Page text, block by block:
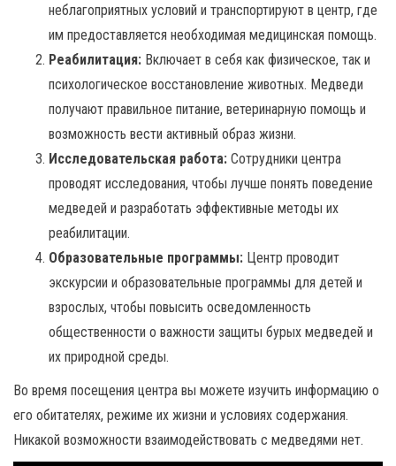
неблагоприятных условий и транспортируют в центр, где
им предоставляется необходимая медицинская помощь.
Реабилитация: Включает в себя как физическое, так и
психологическое восстановление животных. Медведи
получают правильное питание, ветеринарную помощь и
возможность вести активный образ жизни.
Исследовательская работа: Сотрудники центра
проводят исследования, чтобы лучше понять поведение
медведей и разработать эффективные методы их
реабилитации.
Образовательные программы: Центр проводит
экскурсии и образовательные программы для детей и
взрослых, чтобы повысить осведомленность
общественности о важности защиты бурых медведей и
их природной среды.
Во время посещения центра вы можете изучить информацию о
его обитателях, режиме их жизни и условиях содержания.
Никакой возможности взаимодействовать с медведями нет.